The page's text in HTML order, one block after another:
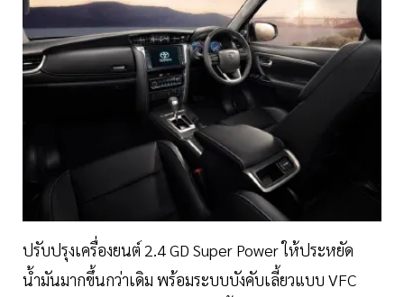
ปรับปรุงเครื่องยนต์ 2.4 GD Super Power ให้ประหยัด
น้ำมันมากขึ้นกว่าเดิม พร้อมระบบบังคับเลี้ยวแบบ VFC